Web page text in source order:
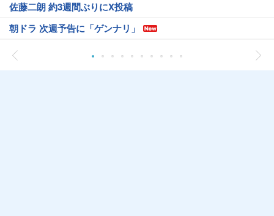
佐藤二朗 約3週間ぶりにX投稿
朝ドラ 次週予告に「ゲンナリ」